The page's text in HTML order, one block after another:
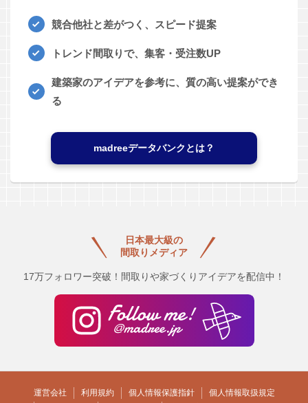
競合他社と差がつく、スピード提案
トレンド間取りで、集客・受注数UP
建築家のアイデアを参考に、質の高い提案ができ
る
madreeデータバンクとは？
日本最大級の
間取りメディア
17万フォロワー突破！間取りや家づくりアイデアを配信中！
運営会社 利用規約 個人情報保護指針
個人情報取扱規定